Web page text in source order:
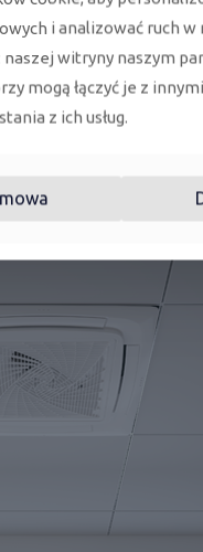
i analizować ruch
naszej witryny naszym
mogą łączyć je z
z ich usług.